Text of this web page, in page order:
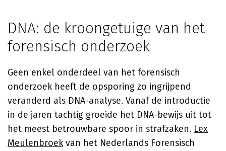
DNA: de kroongetuige van het
forensisch onderzoek
Geen enkel onderdeel van het forensisch
onderzoek heeft de opsporing zo ingrijpend
veranderd als DNA-analyse. Vanaf de introductie
in de jaren tachtig groeide het DNA-bewijs uit tot
het meest betrouwbare spoor in strafzaken. Lex
Meulenbroekvan het Nederlands Forensisch